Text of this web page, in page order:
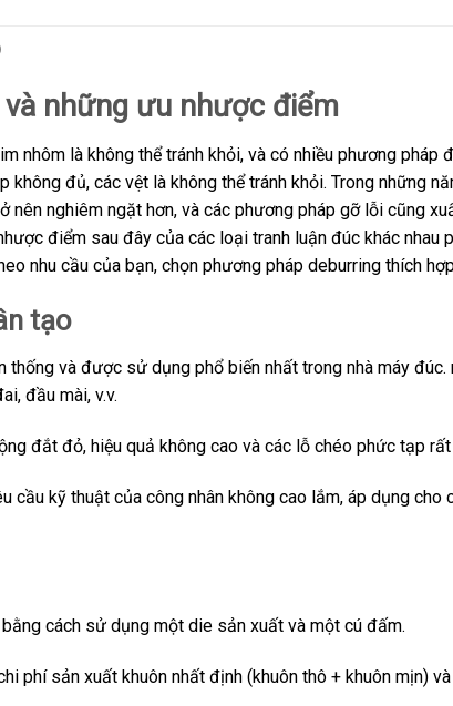
và những ưu nhược điểm
nhôm là không thể tránh khỏi, và có nhiều phương
không đủ, các vệt là không thể tránh khỏi. Trong những
nên nghiêm ngặt hơn, và các phương pháp gỡ lỗi cũng
điểm sau đây của các loại tranh luận đúc khác
nhu cầu của bạn, chọn phương pháp deburring thích
tạo
thống và được sử dụng phổ biến nhất trong nhà máy
đầu mài, v.v.
đắt đỏ, hiệu quả không cao và các lỗ chéo phức tạp
cầu kỹ thuật của công nhân không cao lắm, áp dụng
cách sử dụng một die sản xuất và một cú đấm.
phí sản xuất khuôn nhất định (khuôn thô + khuôn mịn)